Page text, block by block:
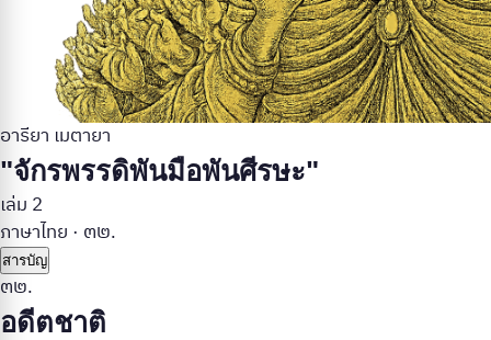
อารียา เมตายา
"จักรพรรดิพันมือพันศีรษะ"
เล่ม 2
ภาษาไทย · ๓๒.
สารบัญ
๓๒.
อดีตชาติ